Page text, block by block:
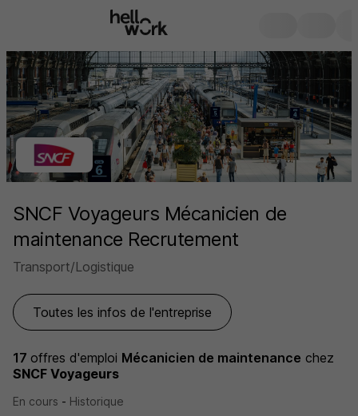
SNCF Voyageurs Mécanicien de
maintenance Recrutement
Transport/Logistique
Toutes les infos de l'entreprise
17 offres d'emploi Mécanicien de maintenance chez
SNCF Voyageurs
En cours - Historique